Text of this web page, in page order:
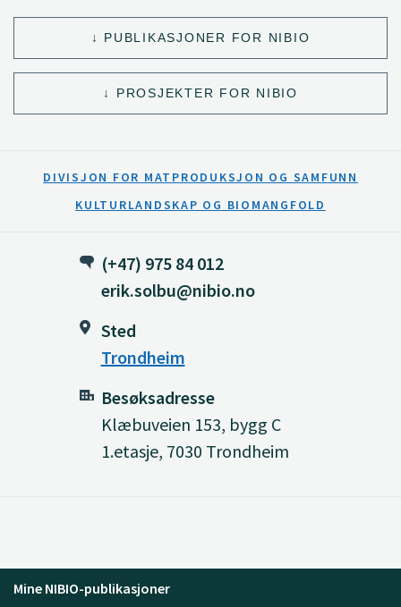
PUBLIKASJONER FOR NIBIO
PROSJEKTER FOR NIBIO
DIVISJON FOR MATPRODUKSJON OG SAMFUNN
KULTURLANDSKAP OG BIOMANGFOLD
(+47) 975 84 012
erik.solbu@nibio.no
Sted
Trondheim
Besøksadresse
Klæbuveien 153, bygg C
1.etasje, 7030 Trondheim
Mine NIBIO-publikasjoner